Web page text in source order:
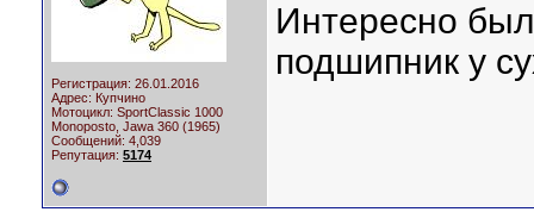
Регистрация: 26.01.2016
Адрес: Купчино
Мотоцикл: SportClassic 1000
Monoposto, Jawa 360 (1965)
Сообщений: 4,039
Репутация: 5174
Интересно
подшипник у